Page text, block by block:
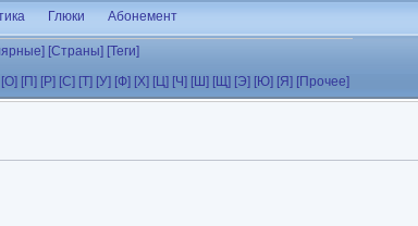
Глюки Абонемент
[Страны] [Теги]
[О] [П] [Р] [С] [Т] [У] [Ф] [Х] [Ц] [Ч] [Ш] [Щ] [Э] [Ю] [Я] [Прочее]